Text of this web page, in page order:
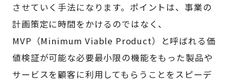
させていく手法になります。ポイントは、事業の
計画策定に時間をかけるのではなく、
MVP（Minimum Viable Product）と呼ばれる価
値検証が可能な必要最小限の機能をもった製品や
サービスを顧客に利用してもらうことをスピーデ